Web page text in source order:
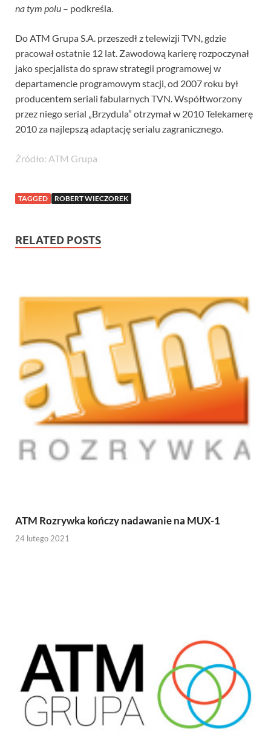
na tym polu – podkreśla.
Do ATM Grupa S.A. przeszedł z telewizji TVN, gdzie
pracował ostatnie 12 lat. Zawodową karierę rozpoczynał
jako specjalista do spraw strategii programowej w
departamencie programowym stacji, od 2007 roku był
producentem seriali fabularnych TVN. Współtworzony
przez niego serial „Brzydula” otrzymał w 2010 Telekamerę
2010 za najlepszą adaptację serialu zagranicznego.
Źródło: ATM Grupa
TAGGED ROBERT WIECZOREK
RELATED POSTS
ATM Rozrywka kończy nadawanie na MUX-1
24 lutego 2021